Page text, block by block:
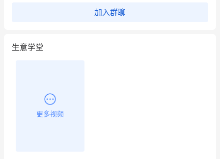
加入群聊
生意学堂
更多视频